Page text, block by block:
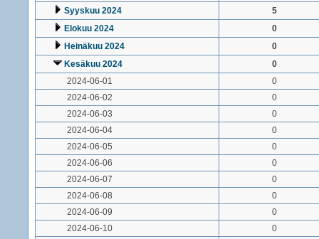
Syyskuu 2024
5
Elokuu 2024
0
Heinäkuu 2024
0
Kesäkuu 2024
0
2024-06-01
0
2024-06-02
0
2024-06-03
0
2024-06-04
0
2024-06-05
0
2024-06-06
0
2024-06-07
0
2024-06-08
0
2024-06-09
0
2024-06-10
0